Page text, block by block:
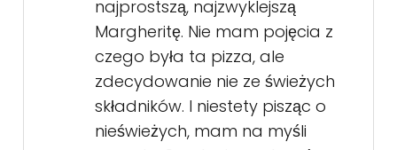
najprostszą, najzwyklejszą
Margheritę. Nie mam pojęcia z
czego była ta pizza, ale
zdecydowanie nie ze świeżych
składników. I niestety pisząc o
nieświeżych, mam na myśli